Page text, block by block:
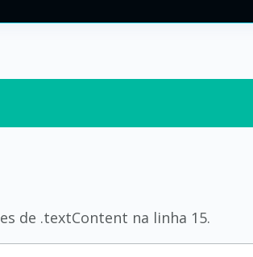
de .textContent na linha 15.